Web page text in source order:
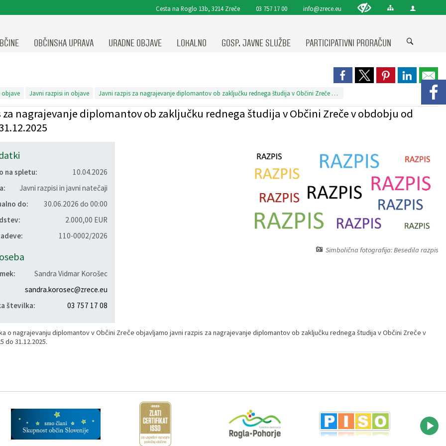
Cesta na Roglo 13b, 3214 Zreče 03 757 17 00 info@zrece.eu
OBČINSKA UPRAVA URADNE OBJAVE LOKALNO GOSP. JAVNE SLUŽBE PARTICIPATIVNI PRORAČUN
objave Javni razpisi in objave Javni razpis za nagrajevanje diplomantov ob zaključku rednega študija v Občini Zreče v obdobju od 1.1.2025 do 31.12.2025
za nagrajevanje diplomantov ob zaključku rednega študija v Občini Zreče v obdobju od
Simbolična fotografija: Besedila razpis
na spletu:
10.04.2026
Javni razpisi in javni natečaji
do:
30.06.2026 do 00:00
2.000,00 EUR
110-0002/2026
Sandra Vidmar Korošec
sandra.korosec@zrece.eu
številka:
03 757 17 08
o nagrajevanju diplomantov v Občini Zreče objavljamo javni razpis za nagrajevanje diplomantov ob zaključku rednega študija v Občini Zreče v
do 31.12.2025.